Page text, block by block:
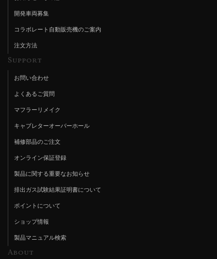
開発車両募集
コラボレート自動販売機のご案内
注文方法
Support
お問い合わせ
よくあるご質問
マフラーリメイク
キャブレターオーバーホール
補修部品のご注文
オンライン保証登録
製品に関する重要なお知らせ
排出ガス試験結果証明書について
ポイントについて
ショップ情報
製品マニュアル検索
About